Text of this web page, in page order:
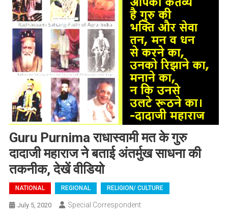
Guru Purnima राधास्वामी मत के गुरु
दादाजी महाराज ने बताई अंतर्मुख साधना की
तकनीक, देखें वीडियो
NATIONAL REGIONAL RELIGION/ CULTURE
July 5, 2020 Special Correspondent